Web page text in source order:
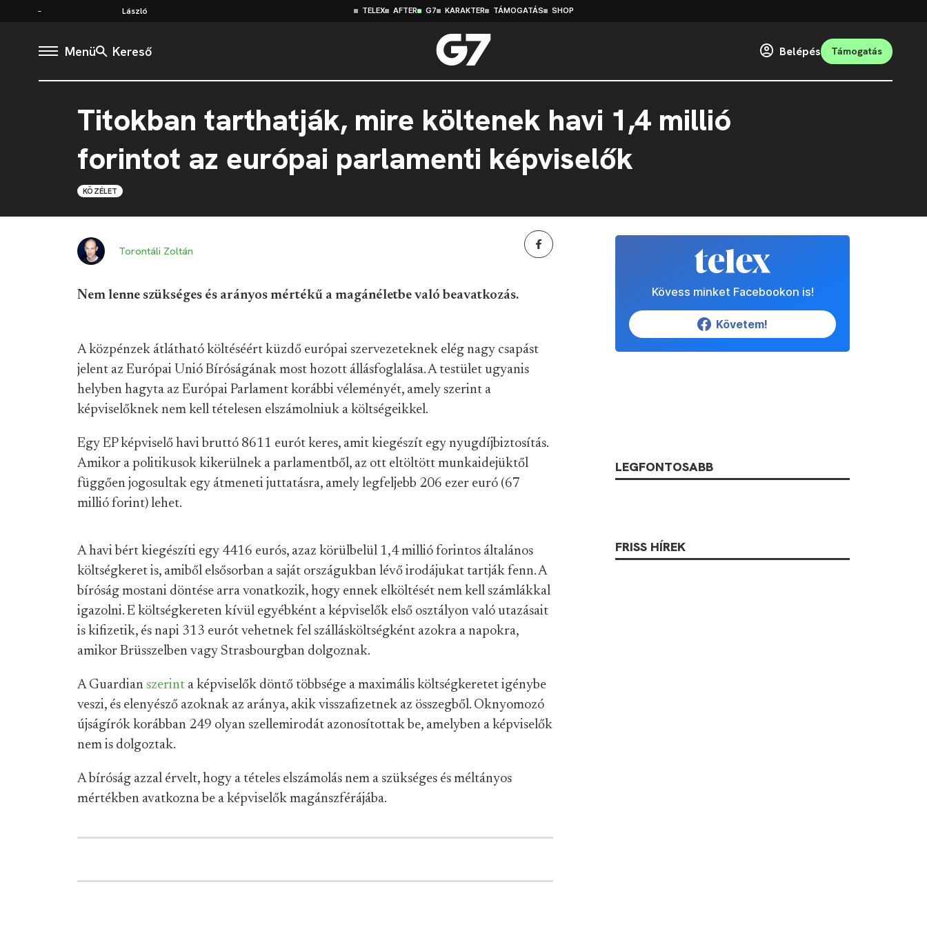
László TELEX AFTER G7 KARAKTER TÁMOGATÁS SHOP
Menü Kereső Belépés Támogatás
Titokban tarthatják, mire költenek havi 1,4 millió
forintot az európai parlamenti képviselők
KÖZÉLET
Torontáli Zoltán
Nem lenne szükséges és arányos mértékű a magánéletbe való beavatkozás.
A közpénzek átlátható költéséért küzdő európai szervezeteknek elég nagy csapást
jelent az Európai Unió Bíróságának most hozott állásfoglalása. A testület ugyanis
helyben hagyta az Európai Parlament korábbi véleményét, amely szerint a
képviselőknek nem kell tételesen elszámolniuk a költségeikkel.
Egy EP képviselő havi bruttó 8611 eurót keres, amit kiegészít egy nyugdíjbiztosítás.
Amikor a politikusok kikerülnek a parlamentből, az ott eltöltött munkaidejüktől
függően jogosultak egy átmeneti juttatásra, amely legfeljebb 206 ezer euró (67
millió forint) lehet.
A havi bért kiegészíti egy 4416 eurós, azaz körülbelül 1,4 millió forintos általános
költségkeret is, amiből elsősorban a saját országukban lévő irodájukat tartják fenn. A
bíróság mostani döntése arra vonatkozik, hogy ennek elköltését nem kell számlákkal
igazolni. E költségkereten kívül egyébként a képviselők első osztályon való utazásait
is kifizetik, és napi 313 eurót vehetnek fel szállásköltségként azokra a napokra,
amikor Brüsszelben vagy Strasbourgban dolgoznak.
A Guardian szerint a képviselők döntő többsége a maximális költségkeretet igénybe
veszi, és elenyésző azoknak az aránya, akik visszafizetnek az összegből. Oknyomozó
újságírók korábban 249 olyan szellemirodát azonosítottak be, amelyben a képviselők
nem is dolgoztak.
A bíróság azzal érvelt, hogy a tételes elszámolás nem a szükséges és méltányos
mértékben avatkozna be a képviselők magánszférájába.
Kövess minket Facebookon is!
Követem!
LEGFONTOSABB
FRISS HÍREK